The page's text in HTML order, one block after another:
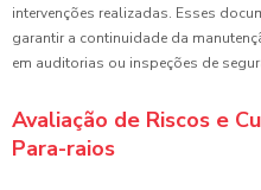
intervenções realizadas. Esses
garantir a continuidade da
em auditorias ou inspeções de
Avaliação de Riscos e
Para-raios